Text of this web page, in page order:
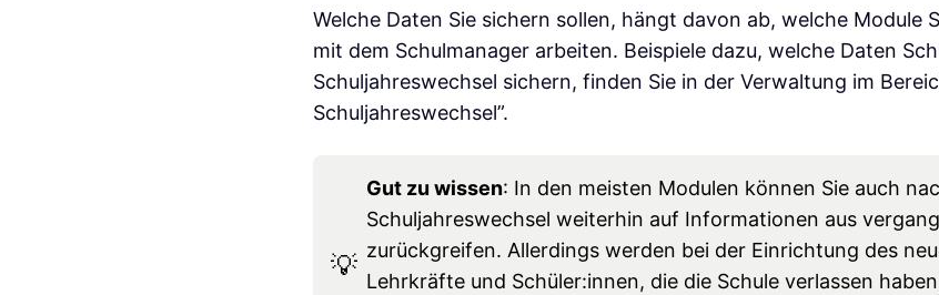
Welche Daten Sie sichern sollen, hängt davon ab, welche Module
mit dem Schulmanager arbeiten. Beispiele dazu, welche Daten
Schuljahreswechsel sichern, finden Sie in der Verwaltung im
Schuljahreswechsel”.
💡
Gut zu wissen: In den meisten Modulen können Sie auch
Schuljahreswechsel weiterhin auf Informationen aus
zurückgreifen. Allerdings werden bei der Einrichtung des
Lehrkräfte und Schüler:innen, die die Schule verlassen